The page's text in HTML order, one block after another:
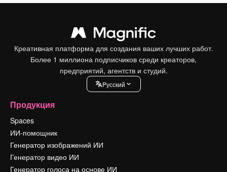
Креативная платформа для создания ваших лучших работ.
Более 1 миллиона подписчиков среди креаторов,
предприятий, агентств и студий.
Pусский
Продукция
Spaces
ИИ-помощник
Генератор изображений ИИ
Генератор видео ИИ
Генератор голоса на основе ИИ